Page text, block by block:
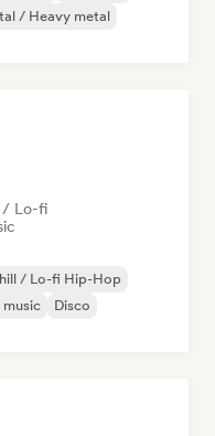
/ Heavy metal
/ Lo-fi
/ Lo-fi Hip-Hop
music
Disco